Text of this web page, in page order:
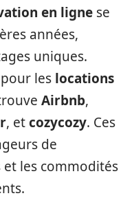
en ligne se
années,
uniques.
les locations
Airbnb,
, etcozycozy. Ces
de
et les commodités